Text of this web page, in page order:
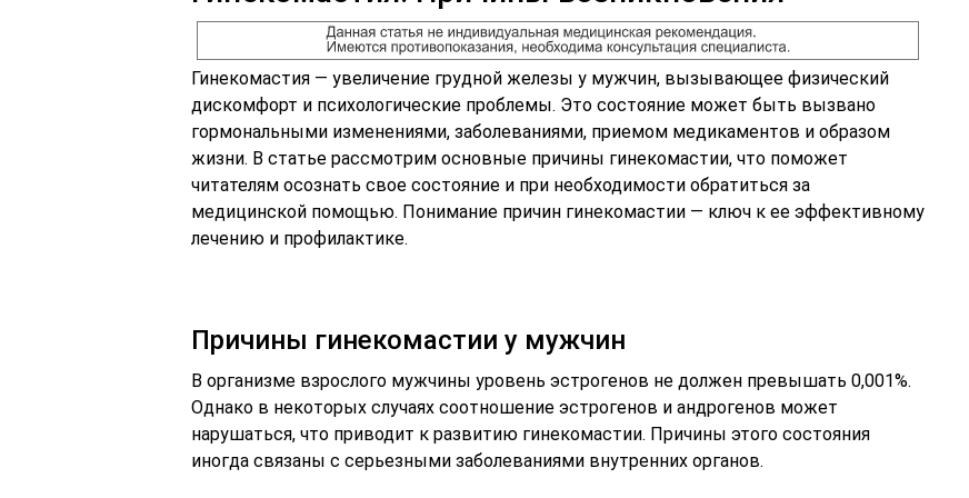
Гинекомастия — увеличение грудной железы у мужчин, вызывающее физический
дискомфорт и психологические проблемы. Это состояние может быть вызвано
гормональными изменениями, заболеваниями, приемом медикаментов и образом
жизни. В статье рассмотрим основные причины гинекомастии, что поможет
читателям осознать свое состояние и при необходимости обратиться за
медицинской помощью. Понимание причин гинекомастии — ключ к ее эффективному
лечению и профилактике.
Причины гинекомастии у мужчин
В организме взрослого мужчины уровень эстрогенов не должен превышать 0,001%.
Однако в некоторых случаях соотношение эстрогенов и андрогенов может
нарушаться, что приводит к развитию гинекомастии. Причины этого состояния
иногда связаны с серьезными заболеваниями внутренних органов.